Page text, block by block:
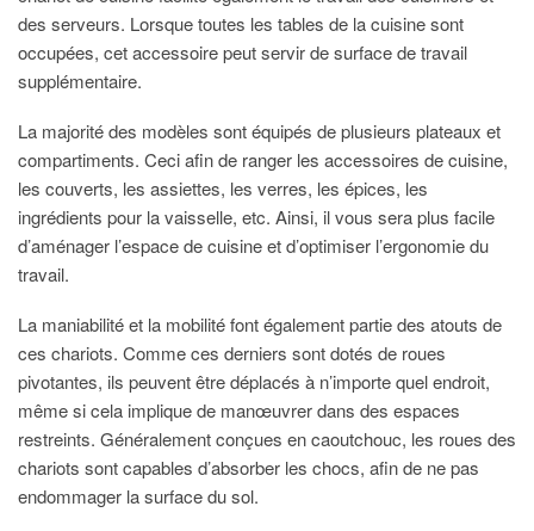
des serveurs. Lorsque toutes les tables de la cuisine sont
occupées, cet accessoire peut servir de surface de travail
supplémentaire.
La majorité des modèles sont équipés de plusieurs plateaux et
compartiments. Ceci afin de ranger les accessoires de cuisine,
les couverts, les assiettes, les verres, les épices, les
ingrédients pour la vaisselle, etc. Ainsi, il vous sera plus facile
d’aménager l’espace de cuisine et d’optimiser l’ergonomie du
travail.
La maniabilité et la mobilité font également partie des atouts de
ces chariots. Comme ces derniers sont dotés de roues
pivotantes, ils peuvent être déplacés à n’importe quel endroit,
même si cela implique de manœuvrer dans des espaces
restreints. Généralement conçues en caoutchouc, les roues des
chariots sont capables d’absorber les chocs, afin de ne pas
endommager la surface du sol.